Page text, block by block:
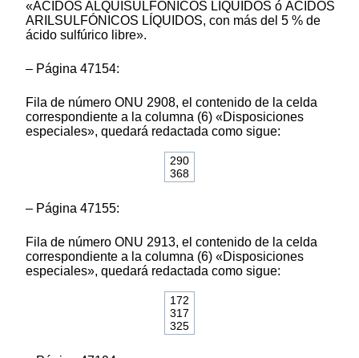
«ÁCIDOS ALQUISULFÓNICOS LÍQUIDOS ó ÁCIDOS
ARILSULFÓNICOS LÍQUIDOS, con más del 5 % de
ácido sulfúrico libre».
– Página 47154:
Fila de número ONU 2908, el contenido de la celda
correspondiente a la columna (6) «Disposiciones
especiales», quedará redactada como sigue:
290
368
– Página 47155:
Fila de número ONU 2913, el contenido de la celda
correspondiente a la columna (6) «Disposiciones
especiales», quedará redactada como sigue:
172
317
325